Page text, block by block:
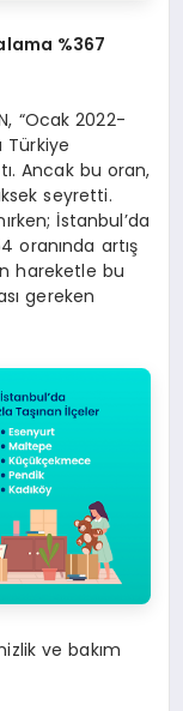
%367
“Ocak 2022-
Türkiye
Ancak bu oran,
seyretti.
İstanbul’da
oranında artış
hareketle bu
gereken
ve bakım